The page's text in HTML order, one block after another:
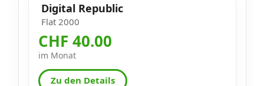
Digital Republic
Flat 2000
CHF 40.00
im Monat
Zu den Details